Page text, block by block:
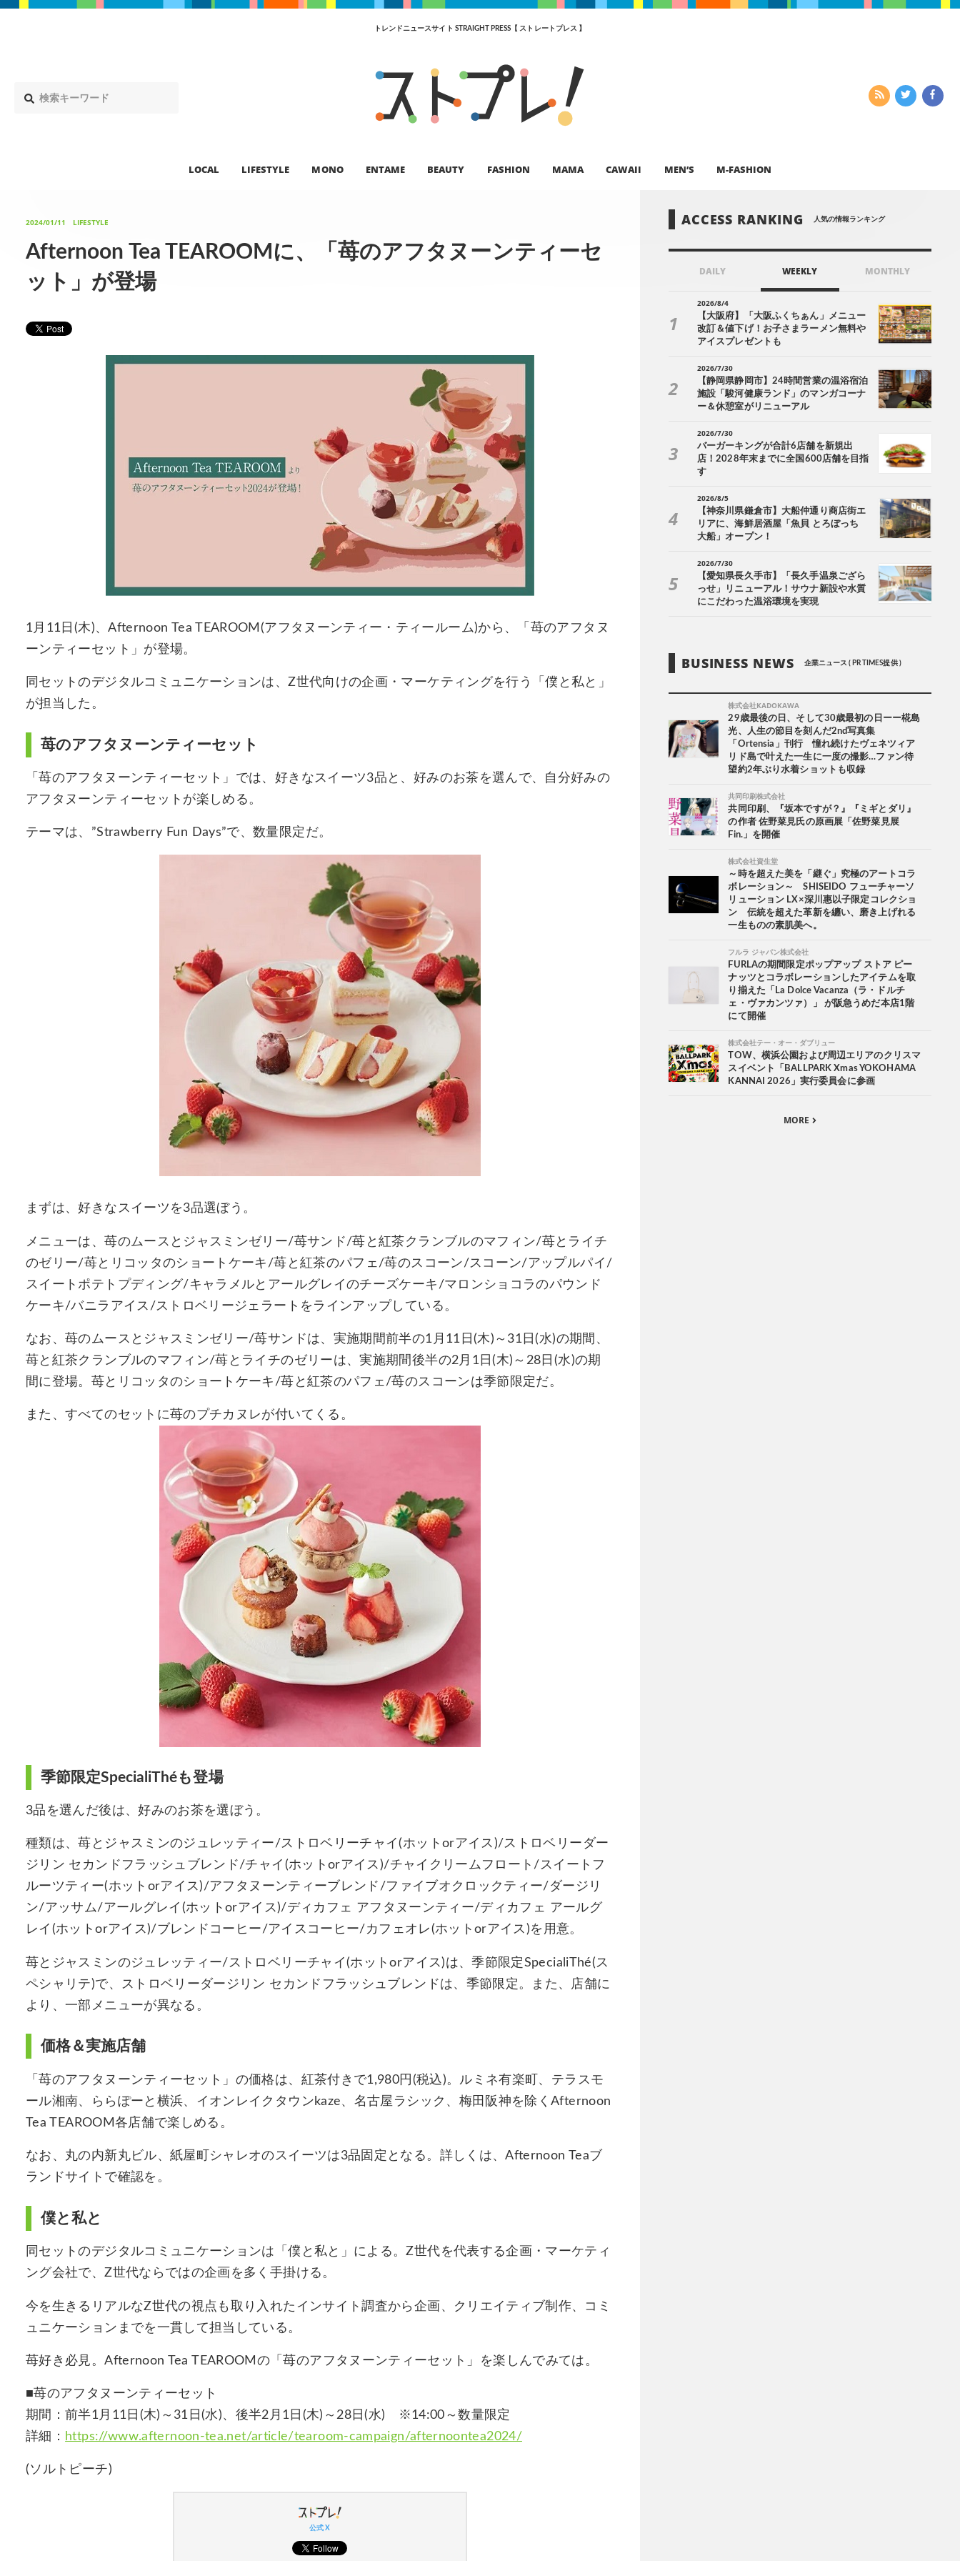
トレンドニュースサイト STRAIGHT PRESS【 ストレートプレス 】
LOCAL LIFESTYLE MONO ENTAME BEAUTY FASHION MAMA CAWAII MEN’S M-FASHION
2024/01/11 LIFESTYLE
Afternoon Tea TEAROOMに、「苺のアフタヌーンティーセ
ット」が登場
1月11日(木)、Afternoon Tea TEAROOM(アフタヌーンティー・ティールーム)から、「苺のアフタヌ
ーンティーセット」が登場。
同セットのデジタルコミュニケーションは、Z世代向けの企画・マーケティングを行う「僕と私と」
が担当した。
苺のアフタヌーンティーセット
「苺のアフタヌーンティーセット」では、好きなスイーツ3品と、好みのお茶を選んで、自分好みの
アフタヌーンティーセットが楽しめる。
テーマは、”Strawberry Fun Days”で、数量限定だ。
まずは、好きなスイーツを3品選ぼう。
メニューは、苺のムースとジャスミンゼリー/苺サンド/苺と紅茶クランブルのマフィン/苺とライチ
のゼリー/苺とリコッタのショートケーキ/苺と紅茶のパフェ/苺のスコーン/スコーン/アップルパイ/
スイートポテトプディング/キャラメルとアールグレイのチーズケーキ/マロンショコラのパウンド
ケーキ/バニラアイス/ストロベリージェラートをラインアップしている。
なお、苺のムースとジャスミンゼリー/苺サンドは、実施期間前半の1月11日(木)～31日(水)の期間、
苺と紅茶クランブルのマフィン/苺とライチのゼリーは、実施期間後半の2月1日(木)～28日(水)の期
間に登場。苺とリコッタのショートケーキ/苺と紅茶のパフェ/苺のスコーンは季節限定だ。
また、すべてのセットに苺のプチカヌレが付いてくる。
季節限定SpecialiThéも登場
3品を選んだ後は、好みのお茶を選ぼう。
種類は、苺とジャスミンのジュレッティー/ストロベリーチャイ(ホットorアイス)/ストロベリーダー
ジリン セカンドフラッシュブレンド/チャイ(ホットorアイス)/チャイクリームフロート/スイートフ
ルーツティー(ホットorアイス)/アフタヌーンティーブレンド/ファイブオクロックティー/ダージリ
ン/アッサム/アールグレイ(ホットorアイス)/ディカフェ アフタヌーンティー/ディカフェ アールグ
レイ(ホットorアイス)/ブレンドコーヒー/アイスコーヒー/カフェオレ(ホットorアイス)を用意。
苺とジャスミンのジュレッティー/ストロベリーチャイ(ホットorアイス)は、季節限定SpecialiThé(ス
ペシャリテ)で、ストロベリーダージリン セカンドフラッシュブレンドは、季節限定。また、店舗に
より、一部メニューが異なる。
価格＆実施店舗
「苺のアフタヌーンティーセット」の価格は、紅茶付きで1,980円(税込)。ルミネ有楽町、テラスモ
ール湘南、ららぽーと横浜、イオンレイクタウンkaze、名古屋ラシック、梅田阪神を除くAfternoon
Tea TEAROOM各店舗で楽しめる。
なお、丸の内新丸ビル、紙屋町シャレオのスイーツは3品固定となる。詳しくは、Afternoon Teaブ
ランドサイトで確認を。
僕と私と
同セットのデジタルコミュニケーションは「僕と私と」による。Z世代を代表する企画・マーケティ
ング会社で、Z世代ならではの企画を多く手掛ける。
今を生きるリアルなZ世代の視点も取り入れたインサイト調査から企画、クリエイティブ制作、コミ
ュニケーションまでを一貫して担当している。
苺好き必見。Afternoon Tea TEAROOMの「苺のアフタヌーンティーセット」を楽しんでみては。
■苺のアフタヌーンティーセット
期間：前半1月11日(木)～31日(水)、後半2月1日(木)～28日(水) ※14:00～数量限定
詳細：
https://www.afternoon-tea.net/article/tearoom-campaign/afternoontea2024/
(ソルトピーチ)
公式 X
ACCESS RANKING 人気の情報ランキング
DAILY WEEKLY MONTHLY
2026/8/4
【大阪府】「大阪ふくちぁん」メニュー
改訂＆値下げ！お子さまラーメン無料や
アイスプレゼントも
2026/7/30
【静岡県静岡市】24時間営業の温浴宿泊
施設「駿河健康ランド」のマンガコーナ
ー＆休憩室がリニューアル
2026/7/30
バーガーキングが合計6店舗を新規出
店！2028年末までに全国600店舗を目指
す
2026/8/5
【神奈川県鎌倉市】大船仲通り商店街エ
リアに、海鮮居酒屋「魚貝 とろぼっち
大船」オープン！
2026/7/30
【愛知県長久手市】「長久手温泉ござら
っせ」リニューアル！サウナ新設や水質
にこだわった温浴環境を実現
BUSINESS NEWS 企業ニュース ( PR TIMES提供 )
株式会社KADOKAWA
29歳最後の日、そして30歳最初の日ーー椛島
光、人生の節目を刻んだ2nd写真集
「Ortensia」刊行 憧れ続けたヴェネツィア
リド島で叶えた一生に一度の撮影…ファン待
望約2年ぶり水着ショットも収録
共同印刷株式会社
共同印刷、『坂本ですが？』『ミギとダリ』
の作者 佐野菜見氏の原画展「佐野菜見展
Fin.」を開催
株式会社資生堂
～時を超えた美を「継ぐ」究極のアートコラ
ボレーション～ SHISEIDO フューチャーソ
リューション LX×深川惠以子限定コレクショ
ン 伝統を超えた革新を纏い、磨き上げれる
一生ものの素肌美へ。
フルラ ジャパン株式会社
FURLAの期間限定ポップアップ ストア ピー
ナッツとコラボレーションしたアイテムを取
り揃えた「La Dolce Vacanza（ラ・ドルチ
ェ・ヴァカンツァ）」 が阪急うめだ本店1階
にて開催
株式会社テー・オー・ダブリュー
TOW、横浜公園および周辺エリアのクリスマ
スイベント「BALLPARK Xmas YOKOHAMA
KANNAI 2026」実行委員会に参画
MORE